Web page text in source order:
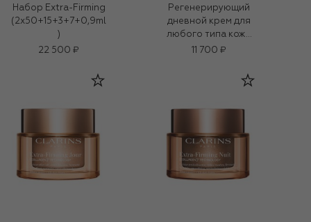
Набор Extra-Firming
(2x50+15+3+7+0,9ml
)
22 500 ₽
Регенерирующий
дневной крем для
любого типа кожи
Extra-Firming (50ml)
11 700 ₽